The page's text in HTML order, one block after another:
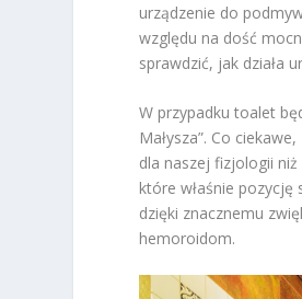
urządzenie do
względu na dość
sprawdzić, jak działa
W przypadku toalet
Małysza”. Co
dla naszej fizjologii
które właśnie pozycję
dzięki znacznemu
hemoroidom.